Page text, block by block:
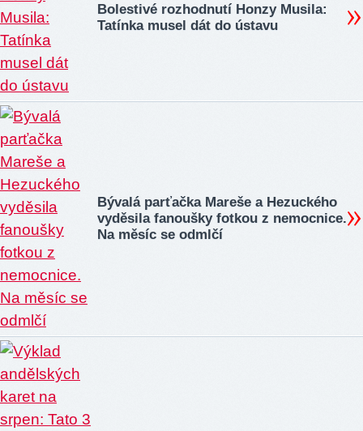
Bolestivé rozhodnutí Honzy Musila:
Tatínka musel dát do ústavu
Bývalá parťačka Mareše a Hezuckého
vyděsila fanoušky fotkou z nemocnice.
Na měsíc se odmlčí